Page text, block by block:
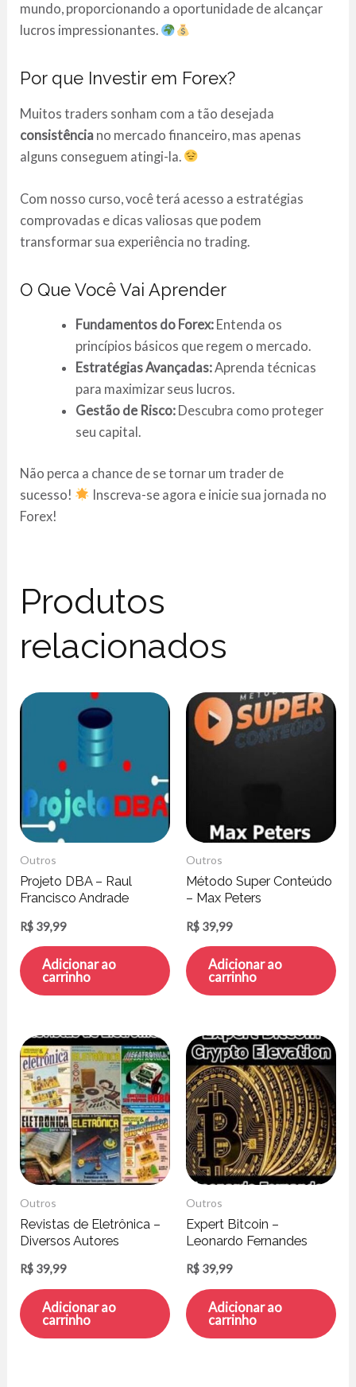
mundo, proporcionando a oportunidade de alcançar
lucros impressionantes.
Por que Investir em Forex?
Muitos traders sonham com a tão desejada
consistência no mercado financeiro, mas apenas
alguns conseguem atingi-la.
Com nosso curso, você terá acesso a estratégias
comprovadas e dicas valiosas que podem
transformar sua experiência no trading.
O Que Você Vai Aprender
Fundamentos do Forex:Entenda os
princípios básicos que regem o mercado.
Estratégias Avançadas:Aprenda técnicas
para maximizar seus lucros.
Gestão de Risco:Descubra como proteger
seu capital.
Não perca a chance de se tornar um trader de
sucesso!
Inscreva-se agora e inicie sua jornada no
Forex!
Produtos
relacionados
Outros
Projeto DBA – Raul
Francisco Andrade
R$ 39,99
Adicionar ao
carrinho
Outros
Método Super Conteúdo
– Max Peters
R$ 39,99
Adicionar ao
carrinho
Outros
Revistas de Eletrônica –
Diversos Autores
R$ 39,99
Adicionar ao
carrinho
Outros
Expert Bitcoin –
Leonardo Fernandes
R$ 39,99
Adicionar ao
carrinho